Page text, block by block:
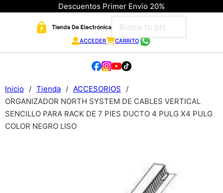
Descuentos Primer Envío 20%
ACCEDER CARRITO
Inicio / Tienda / ACCESORIOS
/
ORGANIZADOR NORTH SYSTEM DE CABLES VERTICAL
SENCILLO PARA RACK DE 7 PIES DUCTO 4 PULG X4 PULG
COLOR NEGRO LISO